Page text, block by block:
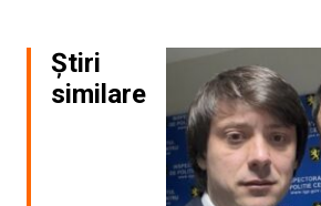
Știri
similare